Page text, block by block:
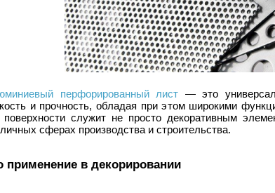
перфорированный лист — это
и прочность, обладая при этом широкими
поверхности служит не просто декоративным
сферах производства и строительства.
применение в декорировании